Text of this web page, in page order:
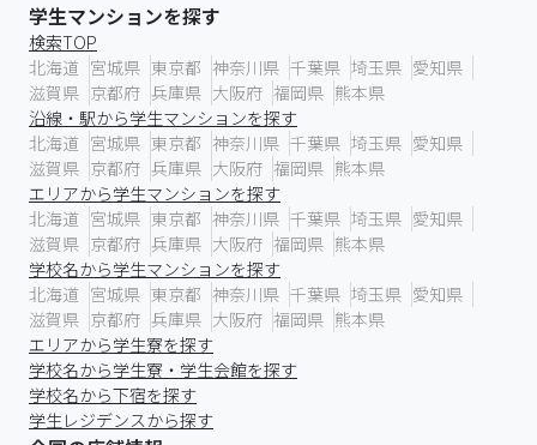
学生マンションを探す
検索TOP
北海道 宮城県 東京都 神奈川県 千葉県 埼玉県 愛知県
滋賀県 京都府 兵庫県 大阪府 福岡県 熊本県
沿線・駅から学生マンションを探す
北海道 宮城県 東京都 神奈川県 千葉県 埼玉県 愛知県
滋賀県 京都府 兵庫県 大阪府 福岡県 熊本県
エリアから学生マンションを探す
北海道 宮城県 東京都 神奈川県 千葉県 埼玉県 愛知県
滋賀県 京都府 兵庫県 大阪府 福岡県 熊本県
学校名から学生マンションを探す
北海道 宮城県 東京都 神奈川県 千葉県 埼玉県 愛知県
滋賀県 京都府 兵庫県 大阪府 福岡県 熊本県
エリアから学生寮を探す
学校名から学生寮・学生会館を探す
学校名から下宿を探す
学生レジデンスから探す